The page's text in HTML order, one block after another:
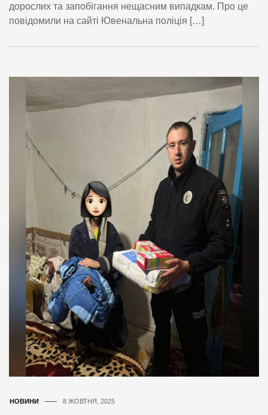
дорослих та запобігання нещасним випадкам. Про це
повідомили на сайті Ювенальна поліція […]
НОВИНИ 8 ЖОВТНЯ, 2025